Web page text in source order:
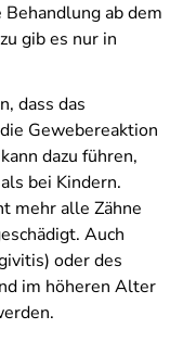
ab dem
gib es nur in
dass das
Gewebereaktion
dazu führen,
bei Kindern.
mehr alle Zähne
Auch
oder des
im höheren Alter